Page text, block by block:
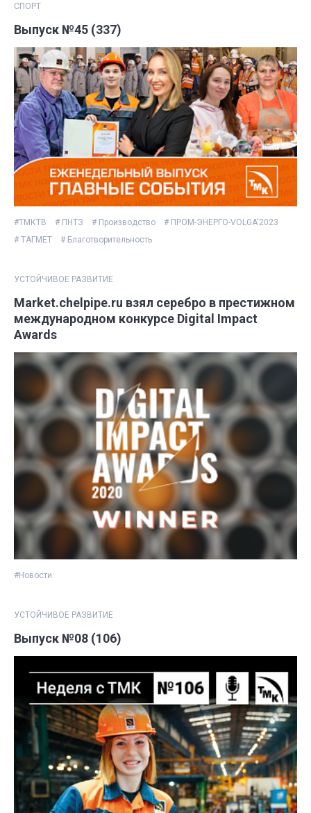
СПОРТ
Выпуск №45 (337)
#ТМКТВ # ПНТЗ # Производство
# ПРОМ-ЭНЕРГО-VOLGA'2023
# ТАГМЕТ
# Благотворительность
УСТОЙЧИВОЕ РАЗВИТИЕ
Market.chelpipe.ru взял серебро в престижном
международном конкурсе Digital Impact
Awards
#Новости
УСТОЙЧИВОЕ РАЗВИТИЕ
Выпуск №08 (106)